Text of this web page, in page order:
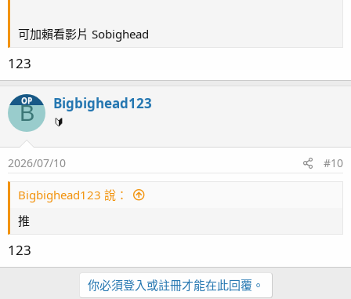
可加賴看影片 Sobighead
123
OP
B Bigbighead123
🔰
2026/07/10 #10
Bigbighead123 說：
推
123
你必須登入或註冊才能在此回覆。